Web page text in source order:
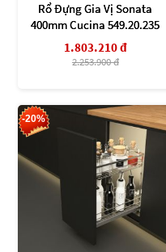
Rổ Đựng Gia Vị Sonata
400mm Cucina 549.20.235
1.803.210 đ
2.253.900 đ
-20%